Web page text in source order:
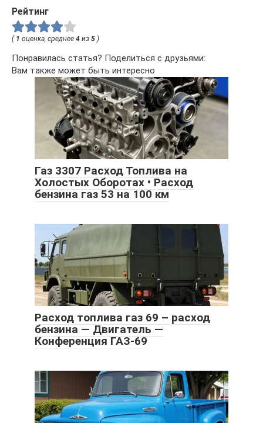
Рейтинг
( 1 оценка, среднее 4 из 5 )
Понравилась статья? Поделиться с друзьями:
Вам также может быть интересно
Газ 3307 Расход Топлива на
Холостых Оборотах • Расход
бензина газ 53 на 100 км
Расход топлива газ 69 – расход
бензина — Двигатель —
Конференция ГАЗ-69